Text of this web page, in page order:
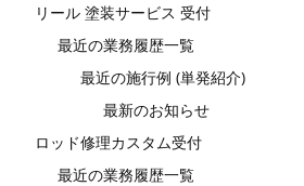
リール 塗装サービス 受付
最近の業務履歴一覧
最近の施行例 (単発紹介)
最新のお知らせ
ロッド修理カスタム受付
最近の業務履歴一覧